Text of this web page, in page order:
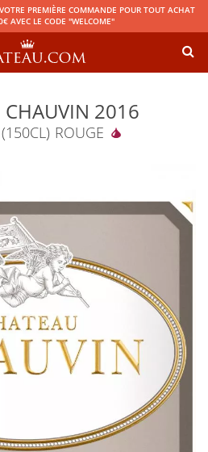
PREMIÈRE COMMANDE POUR TOUT ACHAT
AVEC LE CODE "WELCOME"
CHAUVIN 2016
ROUGE